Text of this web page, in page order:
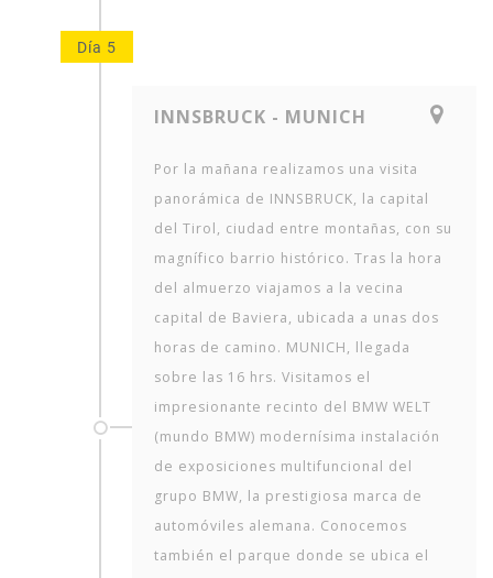
Día 5
INNSBRUCK - MUNICH
Por la mañana realizamos una visita
panorámica de INNSBRUCK, la capital
del Tirol, ciudad entre montañas, con su
magnífico barrio histórico. Tras la hora
del almuerzo viajamos a la vecina
capital de Baviera, ubicada a unas dos
horas de camino. MUNICH, llegada
sobre las 16 hrs. Visitamos el
impresionante recinto del BMW WELT
(mundo BMW) modernísima instalación
de exposiciones multifuncional del
grupo BMW, la prestigiosa marca de
automóviles alemana. Conocemos
también el parque donde se ubica el